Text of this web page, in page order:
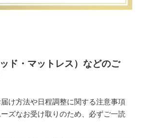
ド・マットレス）などのご
け方法や日程調整に関する注意事項
ズなお受け取りのため、必ずご一読